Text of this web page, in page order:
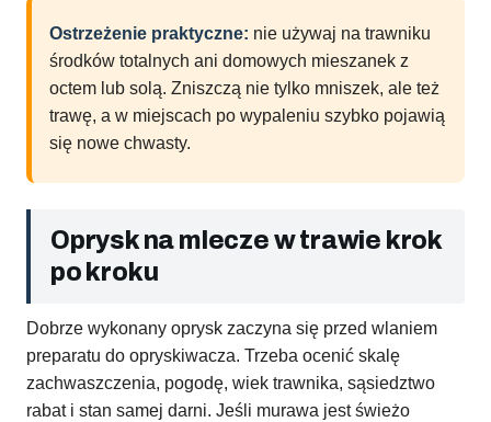
Ostrzeżenie praktyczne: nie używaj na trawniku
środków totalnych ani domowych mieszanek z
octem lub solą. Zniszczą nie tylko mniszek, ale też
trawę, a w miejscach po wypaleniu szybko pojawią
się nowe chwasty.
Oprysk na mlecze w trawie krok
po kroku
Dobrze wykonany oprysk zaczyna się przed wlaniem
preparatu do opryskiwacza. Trzeba ocenić skalę
zachwaszczenia, pogodę, wiek trawnika, sąsiedztwo
rabat i stan samej darni. Jeśli murawa jest świeżo